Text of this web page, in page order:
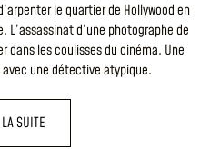
le quartier de Hollywood en
L’assassinat d’une photographe de
dans les coulisses du cinéma. Une
une détective atypique.
SUITE